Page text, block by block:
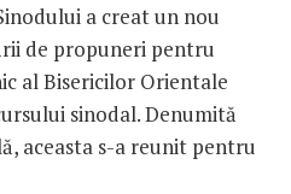
a creat un nou
de propuneri pentru
al Bisericilor Orientale
sinodal. Denumită
aceasta s-a reunit pentru